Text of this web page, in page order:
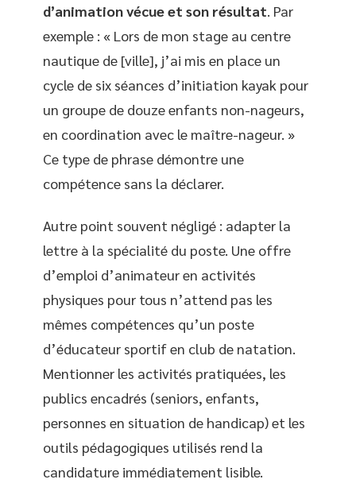
d’animation vécue et son résultat. Par
exemple : « Lors de mon stage au centre
nautique de [ville], j’ai mis en place un
cycle de six séances d’initiation kayak pour
un groupe de douze enfants non-nageurs,
en coordination avec le maître-nageur. »
Ce type de phrase démontre une
compétence sans la déclarer.
Autre point souvent négligé : adapter la
lettre à la spécialité du poste. Une offre
d’emploi d’animateur en activités
physiques pour tous n’attend pas les
mêmes compétences qu’un poste
d’éducateur sportif en club de natation.
Mentionner les activités pratiquées, les
publics encadrés (seniors, enfants,
personnes en situation de handicap) et les
outils pédagogiques utilisés rend la
candidature immédiatement lisible.